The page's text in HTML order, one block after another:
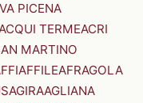
PICENA
TERMEACRI
MARTINO
AFFILEAFRAGOLA
AGIRAAGLIANA